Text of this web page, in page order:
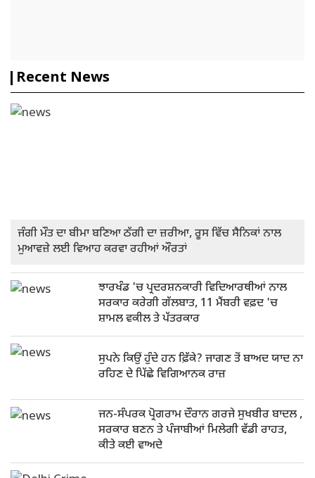
Recent News
ਜੰਗੀ ਮੌਤ ਦਾ ਬੀਮਾ ਬਣਿਆ ਠੱਗੀ ਦਾ ਜ਼ਰੀਆ, ਰੂਸ ਵਿੱਚ ਸੈਨਿਕਾਂ ਨਾਲ
ਮੁਆਵਜ਼ੇ ਲਈ ਵਿਆਹ ਕਰਵਾ ਰਹੀਆਂ ਔਰਤਾਂ
ਝਾਰਖੰਡ 'ਚ ਪ੍ਰਦਰਸ਼ਨਕਾਰੀ ਵਿਦਿਆਰਥੀਆਂ ਨਾਲ
ਸਰਕਾਰ ਕਰੇਗੀ ਗੱਲਬਾਤ, 11 ਮੈਂਬਰੀ ਵਫ਼ਦ 'ਚ
ਸ਼ਾਮਲ ਵਕੀਲ ਤੇ ਪੱਤਰਕਾਰ
ਸੁਪਨੇ ਕਿਉਂ ਹੁੰਦੇ ਹਨ ਫ਼ਿੱਕੇ? ਜਾਗਣ ਤੋਂ ਬਾਅਦ ਯਾਦ ਨਾ
ਰਹਿਣ ਦੇ ਪਿੱਛੇ ਵਿਗਿਆਨਕ ਰਾਜ਼
ਜਨ-ਸੰਪਰਕ ਪ੍ਰੋਗਰਾਮ ਦੌਰਾਨ ਗਰਜੇ ਸੁਖਬੀਰ ਬਾਦਲ ,
ਸਰਕਾਰ ਬਣਨ ਤੇ ਪੰਜਾਬੀਆਂ ਮਿਲੇਗੀ ਵੱਡੀ ਰਾਹਤ,
ਕੀਤੇ ਕਈ ਵਾਅਦੇ